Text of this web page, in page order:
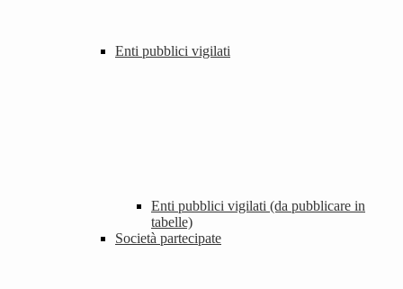
Enti pubblici vigilati
Enti pubblici vigilati (da pubblicare in
tabelle)
Società partecipate